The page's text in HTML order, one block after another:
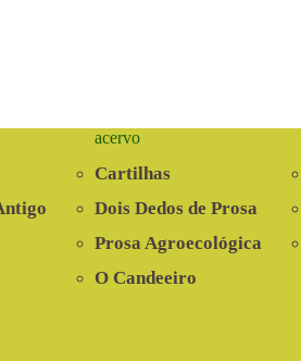
acervo
Cartilhas
Dois Dedos de Prosa
Prosa Agroecológica
O Candeeiro